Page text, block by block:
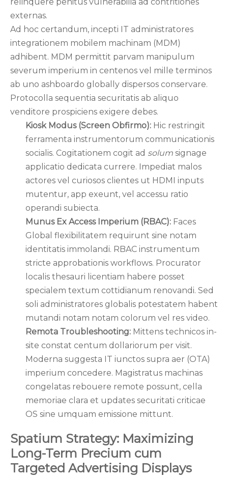
externas.
Ad hoc certandum, incepti IT administratores
integrationem mobilem machinam (MDM)
adhibent. MDM permittit parvam manipulum
severum imperium in centenos vel mille terminos
ab uno ashboardo globally dispersos conservare.
Protocolla sequentia securitatis ab aliquo
venditore prospiciens exigere debes.
Kiosk Modus (Screen Obfirmo): Hic restringit
ferramenta instrumentorum communicationis
socialis. Cogitationem cogit ad solum signage
applicatio dedicata currere. Impediat malos
actores vel curiosos clientes ut HDMI inputs
mutentur, app exeunt, vel accessu ratio
operandi subiecta.
Munus Ex Access Imperium (RBAC): Faces
Global flexibilitatem requirunt sine notam
identitatis immolandi. RBAC instrumentum
stricte approbationis workflows. Procurator
localis thesauri licentiam habere posset
specialem textum cottidianum renovandi. Sed
soli administratores globalis potestatem habent
mutandi notam notam colorum vel res video.
Remota Troubleshooting: Mittens technicos in-
site constat centum dollariorum per visit.
Moderna suggesta IT iunctos supra aer (OTA)
imperium concedere. Magistratus machinas
congelatas rebouere remote possunt, cella
memoriae clara et updates securitati criticae
OS sine umquam emissione mittunt.
Spatium Strategy: Maximizing
Long-Term Precium cum
Targeted Advertising Displays